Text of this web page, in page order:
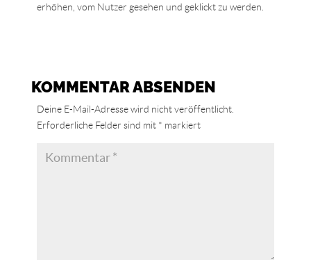
erhöhen, vom Nutzer gesehen und geklickt zu werden.
KOMMENTAR ABSENDEN
Deine E-Mail-Adresse wird nicht veröffentlicht.
Erforderliche Felder sind mit * markiert